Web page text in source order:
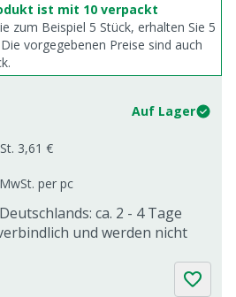
ist mit 10 verpackt
zum Beispiel 5 Stück, erhalten Sie 5
vorgegebenen Preise sind auch
Auf Lager
3,61 €
per pc
ca. 2 - 4 Tage
und werden nicht